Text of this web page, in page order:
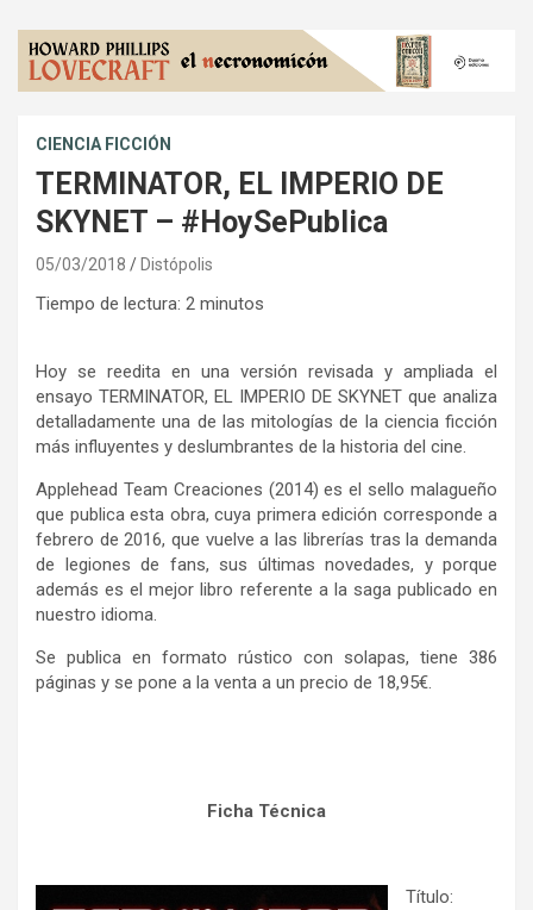
CIENCIA FICCIÓN
TERMINATOR, EL IMPERIO DE
SKYNET – #HoySePublica
05/03/2018 Distópolis
Tiempo de lectura: 2 minutos
Hoy se reedita en una versión revisada y ampliada el
ensayo TERMINATOR, EL IMPERIO DE SKYNET que analiza
detalladamente una de las mitologías de la ciencia ficción
más influyentes y deslumbrantes de la historia del cine.
Applehead Team Creaciones (2014) es el sello malagueño
que publica esta obra, cuya primera edición corresponde a
febrero de 2016, que vuelve a las librerías tras la demanda
de legiones de fans, sus últimas novedades, y porque
además es el mejor libro referente a la saga publicado en
nuestro idioma.
Se publica en formato rústico con solapas, tiene 386
páginas y se pone a la venta a un precio de 18,95€.
Ficha Técnica
Título: